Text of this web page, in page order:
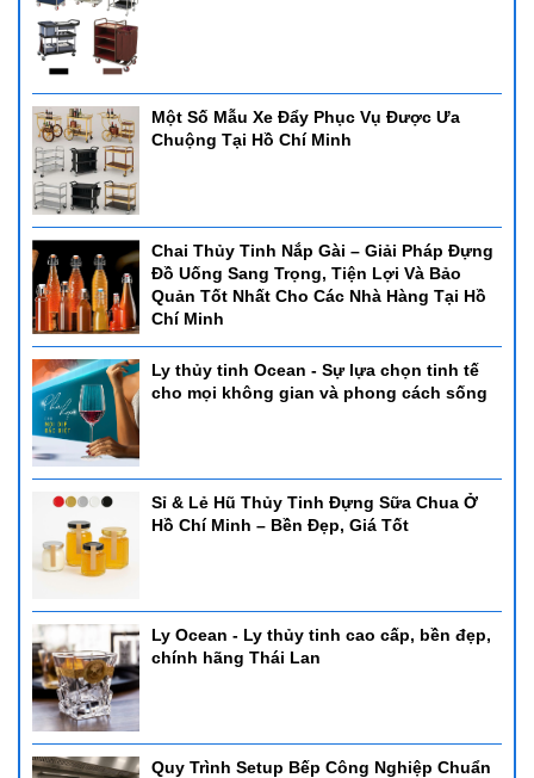
hàng khách sạn cao cấp, chúng thiết kế đẹp sang trọng và thực
khách có thể nhìn thấy thức ăn bên trong nồi thông qua nắp kính.
Nắp nồi có gắn bộ trợ lực nên việc đóng mở nắp diễn ra khá nhẹ
1. Nồi hâm buffet CN DC817L
- Nồi hâm buffet CN DC817L
- Kích thước: 420*415*190mm
- Dung tích: 6L
- Chất liệu: inox cao cấp
Một Số Mẫu Xe Đẩy Phục Vụ Được Ưa
Chuộng Tại Hồ Chí Minh
Chai Thủy Tinh Nắp Gài – Giải Pháp Đựng
Đồ Uống Sang Trọng, Tiện Lợi Và Bảo
Quản Tốt Nhất Cho Các Nhà Hàng Tại Hồ
Chí Minh
Ly thủy tinh Ocean - Sự lựa chọn tinh tế
cho mọi không gian và phong cách sống
Sỉ & Lẻ Hũ Thủy Tinh Đựng Sữa Chua Ở
Hồ Chí Minh – Bền Đẹp, Giá Tốt
Ly Ocean - Ly thủy tinh cao cấp, bền đẹp,
chính hãng Thái Lan
Quy Trình Setup Bếp Công Nghiệp Chuẩn